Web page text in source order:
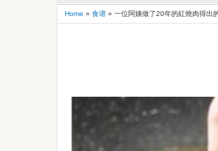
Home » 食谱 » 一位阿姨做了20年的紅燒肉得出